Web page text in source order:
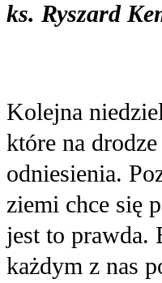
ks. Ryszard
Kolejna
które na
odniesienia.
ziemi chce się
jest to prawda.
każdym z nas